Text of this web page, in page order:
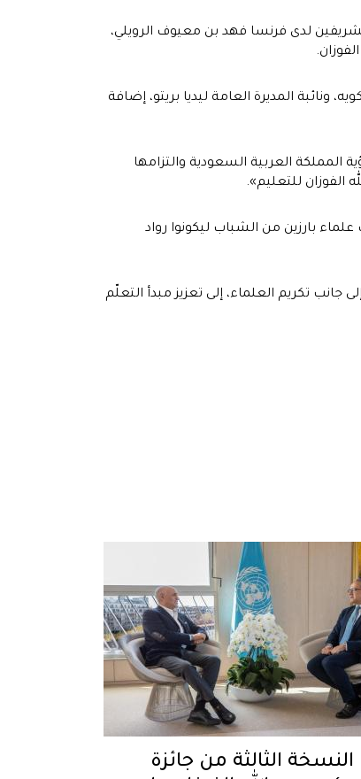
لدى فرنسا فهد بن معيوف الرويلي،
المديرة العامة ليديا بريتو، إضافة
المملكة العربية السعودية والتزامها
للتعليم».
بارزين من الشباب ليكونوا رواد
تكريم العلماء، إلى تعزيز مبدأ التعلّم
الثالثة من جائزة